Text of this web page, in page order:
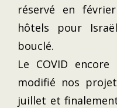
réservé en
hôtels pour
bouclé.
Le COVID
modifié nos
juillet et